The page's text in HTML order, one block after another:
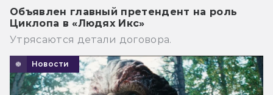
Объявлен главный претендент на роль
Циклопа в «Людях Икс»
Утрясаются детали договора.
Новости